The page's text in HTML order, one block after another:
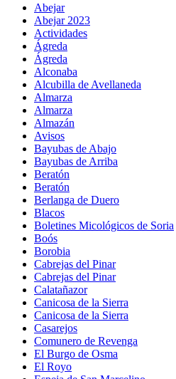
Abejar
Abejar 2023
Actividades
Ágreda
Ágreda
Alconaba
Alcubilla de Avellaneda
Almarza
Almarza
Almazán
Avisos
Bayubas de Abajo
Bayubas de Arriba
Beratón
Beratón
Berlanga de Duero
Blacos
Boletines Micológicos de Soria
Boós
Borobia
Cabrejas del Pinar
Cabrejas del Pinar
Calatañazor
Canicosa de la Sierra
Canicosa de la Sierra
Casarejos
Comunero de Revenga
El Burgo de Osma
El Royo